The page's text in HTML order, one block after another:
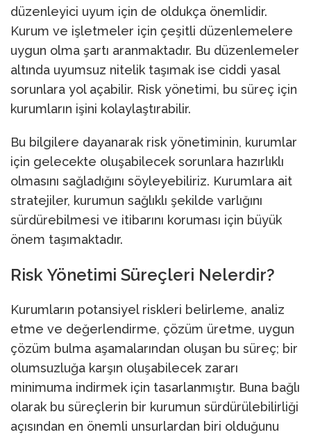
düzenleyici uyum için de oldukça önemlidir.
Kurum ve işletmeler için çeşitli düzenlemelere
uygun olma şartı aranmaktadır. Bu düzenlemeler
altında uyumsuz nitelik taşımak ise ciddi yasal
sorunlara yol açabilir. Risk yönetimi, bu süreç için
kurumların işini kolaylaştırabilir.
Bu bilgilere dayanarak risk yönetiminin, kurumlar
için gelecekte oluşabilecek sorunlara hazırlıklı
olmasını sağladığını söyleyebiliriz. Kurumlara ait
stratejiler, kurumun sağlıklı şekilde varlığını
sürdürebilmesi ve itibarını koruması için büyük
önem taşımaktadır.
Risk Yönetimi Süreçleri Nelerdir?
Kurumların potansiyel riskleri belirleme, analiz
etme ve değerlendirme, çözüm üretme, uygun
çözüm bulma aşamalarından oluşan bu süreç; bir
olumsuzluğa karşın oluşabilecek zararı
minimuma indirmek için tasarlanmıştır. Buna bağlı
olarak bu süreçlerin bir kurumun sürdürülebilirliği
açısından en önemli unsurlardan biri olduğunu